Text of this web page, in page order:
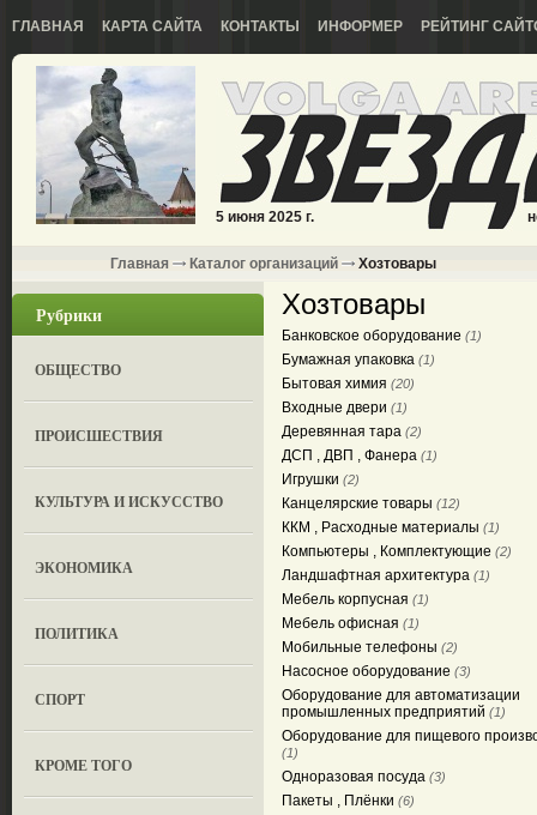
ГЛАВНАЯ КАРТА САЙТА КОНТАКТЫ ИНФОРМЕР РЕЙТИНГ
5 июня 2025 г.
Главная Каталог организаций Хозтовары
Рубрики
ОБЩЕСТВО
ПРОИСШЕСТВИЯ
КУЛЬТУРА И ИСКУССТВО
ЭКОНОМИКА
ПОЛИТИКА
СПОРТ
КРОМЕ ТОГО
Хозтовары
Банковское оборудование (1)
Бумажная упаковка (1)
Бытовая химия (20)
Входные двери (1)
Деревянная тара (2)
ДСП , ДВП , Фанера (1)
Игрушки (2)
Канцелярские товары (12)
ККМ , Расходные материалы (1)
Компьютеры , Комплектующие (2)
Ландшафтная архитектура (1)
Мебель корпусная (1)
Мебель офисная (1)
Мобильные телефоны (2)
Насосное оборудование (3)
Оборудование для автоматизации
промышленных предприятий (1)
Оборудование для пищевого
(1)
Одноразовая посуда (3)
Пакеты , Плёнки (6)